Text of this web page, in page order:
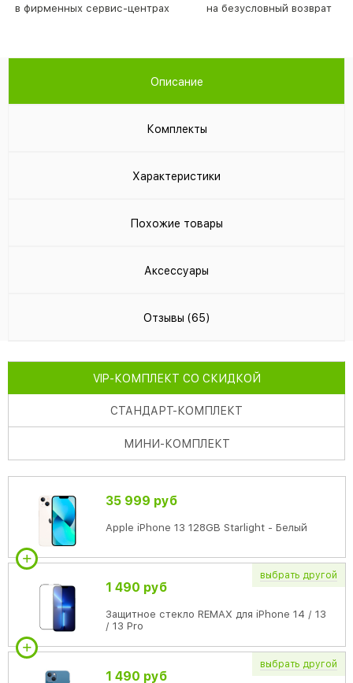
в фирменных сервис-центрах на безусловный возврат
Описание
Комплекты
Характеристики
Похожие товары
Аксессуары
Отзывы (65)
VIP-КОМПЛЕКТ СО СКИДКОЙ
СТАНДАРТ-КОМПЛЕКТ
МИНИ-КОМПЛЕКТ
35 999 руб
Apple iPhone 13 128GB Starlight - Белый
выбрать другой
1 490 руб
Защитное стекло REMAX для iPhone 14 / 13
/ 13 Pro
выбрать другой
1 490 руб